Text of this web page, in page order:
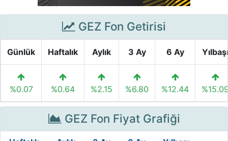
GEZ Fon Getirisi
Günlük Haftalık Aylık 3 Ay 6 Ay Yılbaşı
%0.07 %0.64 %2.15 %6.80 %12.44
GEZ Fon Fiyat Grafiği